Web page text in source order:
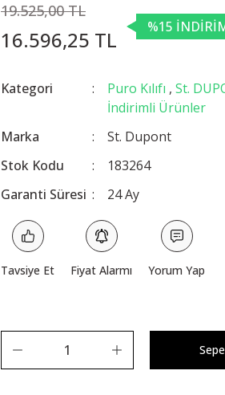
19.525,00 TL
16.596,25 TL %15
Kategori Puro Kılıfı , St.
İndirimli Ürünler
Marka
St. Dupont
Stok Kodu
183264
Garanti Süresi
24 Ay
Tavsiye Et Fiyat Alarmı Yorum Yap